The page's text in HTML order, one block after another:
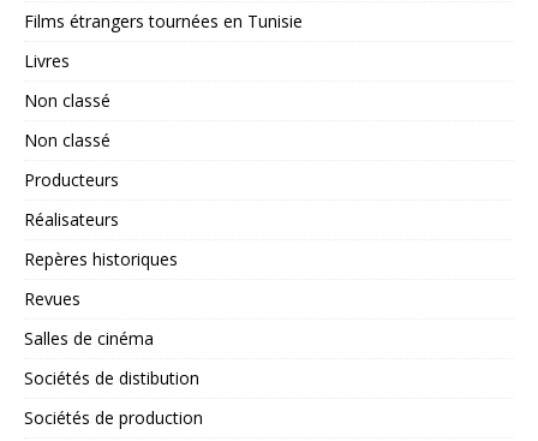
Films étrangers tournées en Tunisie
Livres
Non classé
Non classé
Producteurs
Réalisateurs
Repères historiques
Revues
Salles de cinéma
Sociétés de distibution
Sociétés de production